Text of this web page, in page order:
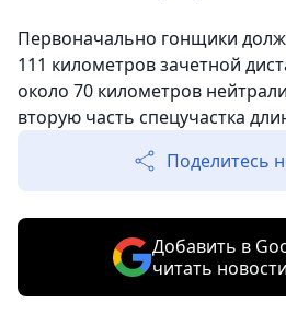
Первоначально гонщики
111 километров зачетной
около 70 километров
вторую часть спецучастка
Поделитесь
Добавить в
читать